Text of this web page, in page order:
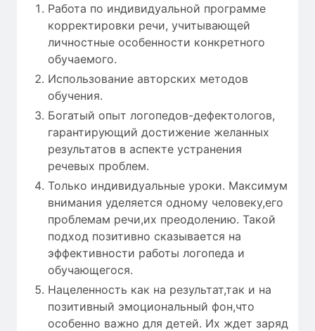
Работа по индивидуальной программе
корректировки речи, учитывающей
личностные особенности конкретного
обучаемого.
Использование авторских методов
обучения.
Богатый опыт логопедов-дефектологов,
гарантирующий достижение желанных
результатов в аспекте устранения
речевых проблем.
Только индивидуальные уроки. Максимум
внимания уделяется одному человеку,его
проблемам речи,их преодолению. Такой
подход позитивно сказывается на
эффективности работы логопеда и
обучающегося.
Нацеленность как на результат,так и на
позитивный эмоциональный фон,что
особенно важно для детей. Их ждет заряд